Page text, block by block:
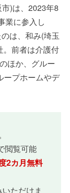
)は、2023年8
業に参入し
は、和み(埼玉
。前者は介護付
ほか、グルー
ープホームやデ
閲覧可能
2カ月無料
ただけま